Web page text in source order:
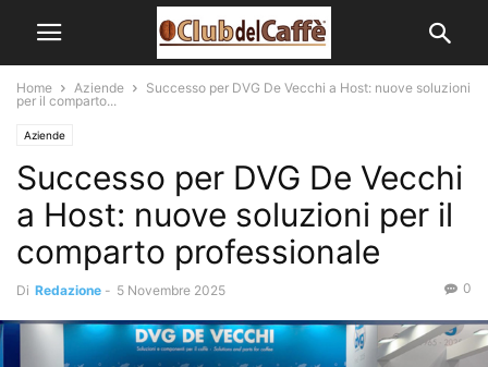
Home Aziende
Successo per DVG De Vecchi a Host: nuove soluzioni
per il comparto...
Aziende
Successo per DVG De Vecchi
a Host: nuove soluzioni per il
comparto professionale
Di Redazione - 5 Novembre 2025 0